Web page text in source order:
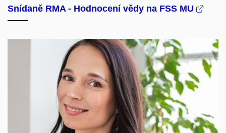
Snídaně RMA - Hodnocení vědy na FSS MU